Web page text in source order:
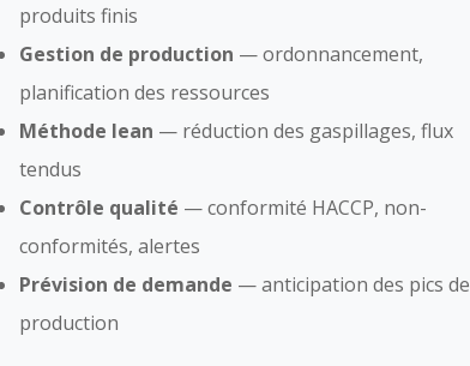
produits finis
Gestion de production — ordonnancement,
planification des ressources
Méthode lean — réduction des gaspillages, flux
tendus
Contrôle qualité — conformité HACCP, non-
conformités, alertes
Prévision de demande — anticipation des pics de
production